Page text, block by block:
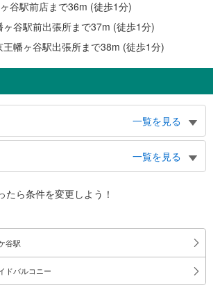
谷駅前店まで36m (徒歩1分)
谷駅前出張所まで37m (徒歩1分)
幡ヶ谷駅出張所まで38m (徒歩1分)
一覧を見る
１・５・６丁目、〔甲州街道北口〕、六号大通り、幡
教育館、幡ヶ谷保険相談所、帝京短期大学、クロス
りば
丁目、〔甲州街道南口〕、渋谷区役所西原出張所、
けやきの苑・西原、渋谷区スポーツセンター、代々
木西原公園庭球場、通商産業省 製品評価美術センタ
庁消防学校、代々幡斎場、ＪＩＣＡ・東京国際セン
、京王幡ヶ谷ビル、幡ヶ谷ゴールデンセンタービ
一覧を見る
○
たら条件を変更しよう！
谷駅
ドバルコニー